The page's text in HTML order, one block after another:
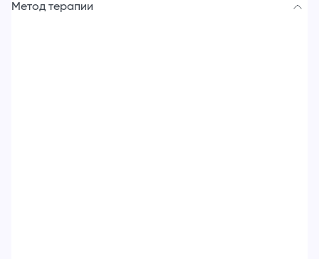
Метод терапии